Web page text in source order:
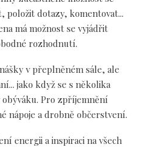
položit dotazy, komentovat...
má možnost se vyjádřit
rozhodnutí.
v přeplněném sále, ale
jako když se s několika
obýváku. Pro zpříjemnění
nápoje a drobně občerstvení.
energii a inspiraci na všech